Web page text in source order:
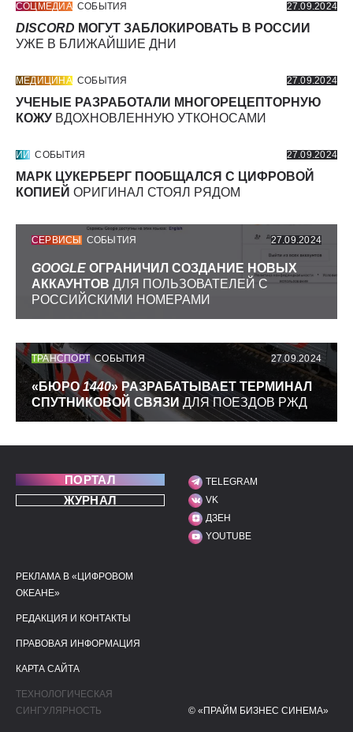
СОЦМЕДИА СОБЫТИЯ 27.09.2024
DISCORD МОГУТ ЗАБЛОКИРОВАТЬ В РОССИИ
УЖЕ В БЛИЖАЙШИЕ ДНИ
МЕДИЦИНА СОБЫТИЯ 27.09.2024
УЧЕНЫЕ РАЗРАБОТАЛИ МНОГОРЕЦЕПТОРНУЮ
КОЖУ ВДОХНОВЛЕННУЮ УТКОНОСАМИ
ИИ СОБЫТИЯ 27.09.2024
МАРК ЦУКЕРБЕРГ ПООБЩАЛСЯ С ЦИФРОВОЙ
КОПИЕЙ ОРИГИНАЛ СТОЯЛ РЯДОМ
СЕРВИСЫ СОБЫТИЯ 27.09.2024
GOOGLE ОГРАНИЧИЛ СОЗДАНИЕ НОВЫХ
АККАУНТОВ ДЛЯ ПОЛЬЗОВАТЕЛЕЙ С
РОССИЙСКИМИ НОМЕРАМИ
ТРАНСПОРТ СОБЫТИЯ 27.09.2024
«БЮРО1440» РАЗРАБАТЫВАЕТ ТЕРМИНАЛ
СПУТНИКОВОЙ СВЯЗИ ДЛЯ ПОЕЗДОВ РЖД
ПОРТАЛ
ЖУРНАЛ
МЫ В СОЦИАЛЬНЫХ
TELEGRAM
VK
ДЗЕН
YOUTUBE
ПОЛЕЗНЫЕ ССЫЛКИ
РЕКЛАМА В «ЦИФРОВОМ
ОКЕАНЕ»
РЕДАКЦИЯ И КОНТАКТЫ
ПРАВОВАЯ ИНФОРМАЦИЯ
КАРТА САЙТА
ТЕХНОЛОГИЧЕСКАЯ
СИНГУЛЯРНОСТЬ
© «ПРАЙМ БИЗНЕС СИНЕМА»